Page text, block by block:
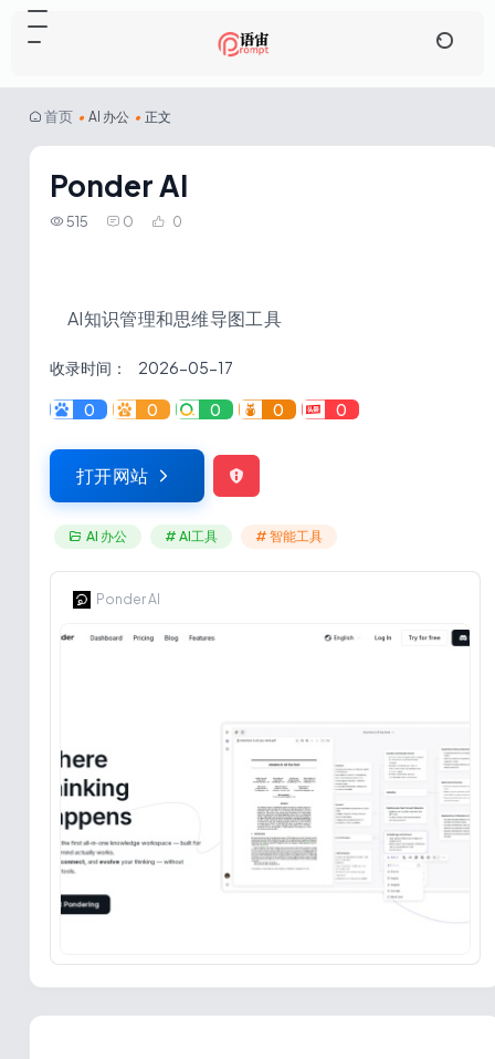
首页 • AI 办公 • 正文
Ponder AI
515 0 0
AI知识管理和思维导图工具
收录时间： 2026-05-17
0 0 0 0 0
打开网站
AI 办公 # AI工具 # 智能工具
Ponder AI